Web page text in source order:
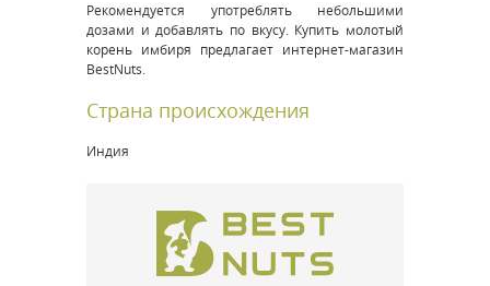
Рекомендуется употреблять небольшими
дозами и добавлять по вкусу. Купить молотый
корень имбиря предлагает интернет-магазин
BestNuts.
Страна происхождения
Индия